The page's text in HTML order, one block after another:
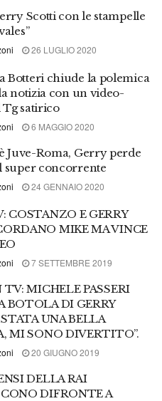
Scotti con le stampelle
26 LUGLIO 2020
Botteri chiude la polemica
notizia con un video-
Tg satirico
6 MAGGIO 2020
Juve-Roma, Gerry perde
super concorrente
24 GENNAIO 2020
COSTANZO E GERRY
MIKE MA VINCE
7 SETTEMBRE 2019
MICHELE PASSERI
BOTOLA DI GERRY
UNA BELLA
MI SONO DIVERTITO”.
20 GIUGNO 2019
DELLA RAI
DIFRONTE A